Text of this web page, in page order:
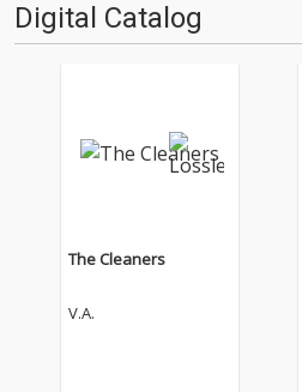
Digital Catalog
The Cleaners
V.A.